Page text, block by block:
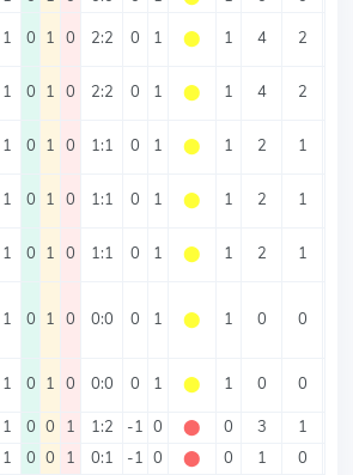
1 0 1 0 2:2 0 1 ⬤ 1 4 2
1 0 1 0 2:2 0 1 ⬤ 1 4 2
1 0 1 0 1:1 0 1 ⬤ 1 2 1
1 0 1 0 1:1 0 1 ⬤ 1 2 1
1 0 1 0 1:1 0 1 ⬤ 1 2 1
1 0 1 0 0:0 0 1 ⬤ 1 0 0
1 0 1 0 0:0 0 1 ⬤ 1 0 0
1 0 0 1 1:2 -1 0 ⬤ 0 3 1
1 0 0 1 0:1 -1 0 ⬤ 0 1 0